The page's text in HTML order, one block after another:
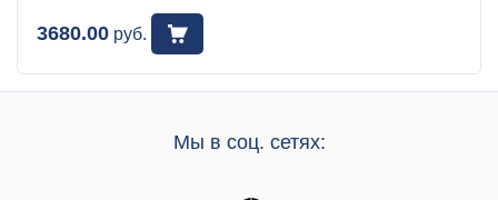
3680.00 руб.
Мы в соц. сетях: